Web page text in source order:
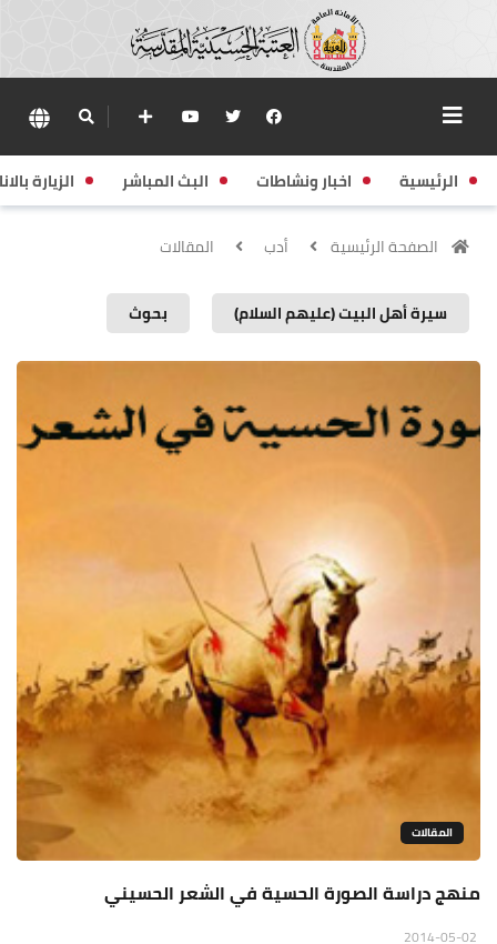
الرئيسية اخبار ونشاطات البث المباشر الزيارة
الصفحة الرئيسية أدب المقالات
سيرة أهل البيت (عليهم السلام) بحوث
المقالات
منهج دراسة الصورة الحسية في الشعر الحسيني